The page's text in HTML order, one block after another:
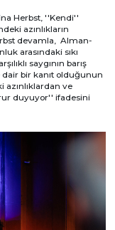
Herbst, ''Kendi''
azınlıkların
devamla, Alman-
arasındaki sıkı
saygının barış
bir kanıt olduğunun
azınlıklardan ve
duyuyor'' ifadesini